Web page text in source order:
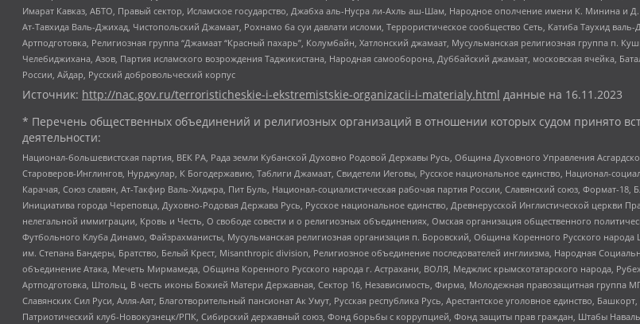
Имарат Кавказ, АБТО, Правый сектор, Исламское государство, Джабха аль-Нусра ли-Ахль аш-Шам, Народное ополчение имени К. Минина и
Ат-Тавхида Валь-Джихад, Чистопольский Джамаат, Рохнамо ба суи давлати исломи, Террористическое сообщество Сеть, Катиба Таухид
Артподготовка, Религиозная группа “Джамаат “Красный пахарь”, Колумбайн, Хатлонский джамаат, Мусульманская религиозная группа п.
Челебиджихана, Азов, Партия исламского возрождения Таджикистана, Народная самооборона, Дуббайский джамаат, московская ячейка,
России, Айдар, Русский добровольческий корпус
Источник: http://nac.gov.ru/terroristicheskie-i-ekstremistskie-organizacii-i-materialy.html данные на 16.11.2023
* Перечень общественных объединений и религиозных организаций в отношении которых судом принято
деятельности:
Национал-большевистская партия, ВЕК РА, Рада земли Кубанской Духовно Родовой Державы Русь, Община Духовного Управления
Староверов-Инглингов, Нурджулар, К Богодержавию, Таблиги Джамаат, Свидетели Иеговы, Русское национальное единство, Национал-
Карачая, Союз славян, Ат-Такфир Валь-Хиджра, Пит Буль, Национал-социалистическая рабочая партия России, Славянский союз, Формат-
Инициатива города Череповца, Духовно-Родовая Держава Русь, Русское национальное единство, Древнерусской Инглистической церкви
нелегальной иммиграции, Кровь и Честь, О свободе совести и о религиозных объединениях, Омская организация общественного
Футбольного Клуба Динамо, Файзрахманисты, Мусульманская религиозная организация п. Боровский, Община Коренного Русского
им. Степана Бандеры, Братство, Белый Крест, Misanthropic division, Религиозное объединение последователей инглиизма, Народная
объединение Атака, Мечеть Мирмамеда, Община Коренного Русского народа г. Астрахани, ВОЛЯ, Меджлис крымскотатарского народа,
Артподготовка, Штольц, В честь иконы Божией Матери Державная, Сектор 16, Независимость, Фирма, Молодежная правозащитная группа
Славянских Сил Руси, Алля-Аят, Благотворительный пансионат Ак Умут, Русская республика Русь, Арестантское уголовное единство,
Патриотический клуб-Новокузнецк/РПК, Сибирский державный союз, Фонд борьбы с коррупцией, Фонд защиты прав граждан, Штабы